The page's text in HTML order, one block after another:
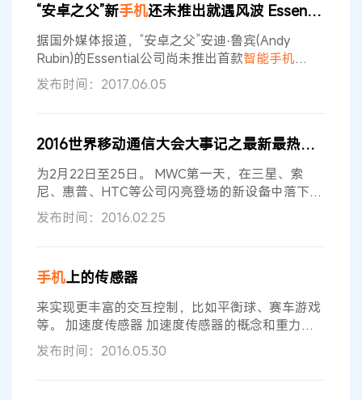
增幅也达到了 6.5%。 厂商方面，三星是东南亚智
能机市场当之无愧的统治者，其市场份额达到了
20%，紧随其后的则是中国新兴巨头
“安卓之父”新手机还未推出就遇风波 Essential被指商标侵权
据国外媒体报道，“安卓之父”安迪·鲁宾(Andy
Rubin)的Essential公司尚未推出首款智能手机
Essential Phone，就出现了首个商标纠纷。
Spigen是一个相当知名的
中，但它的一系列消费产品都使用了这个商标。
Spigen坚持认为，如果
发布时间：2017.06.05
2016世界移动通信大会大事记之最新最热的
为2月22日至25日。 MWC第一天，在三星、索
尼、惠普、HTC等公司闪亮登场的新设备中落下了
帷幕。 1.三星Galaxy S7和S7 Edge
三星S7 Edge） 继去年Galaxy S6放弃塑料后壳、
Edge。 两款手机均支持IP68级别的防尘防水和
MicroSD卡扩展内存，并
发布时间：2016.02.25
手机上的传感器
来实现更丰富的交互控制，比如平衡球、赛车游戏
等。 加速度传感器 加速度传感器的概念和重力传
感器略微有些重叠，但事实上却又不一样。加速度
传感器是多个维度测算的，主要测算一些瞬时加速
发布时间：2016.05.30